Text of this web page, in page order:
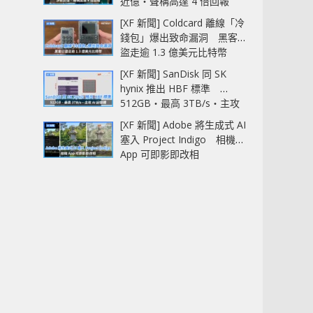
[XF 新聞] Coldcard 離線「冷
錢包」爆出致命漏洞 黑客已
盜走逾 1.3 億美元比特幣
[XF 新聞] SanDisk 同 SK
hynix 推出 HBF 標準
512GB‧最高 3TB/s‧主攻
AI 記憶體
[XF 新聞] Adobe 將生成式 AI
塞入 Project Indigo 相機
App 可即影即改相